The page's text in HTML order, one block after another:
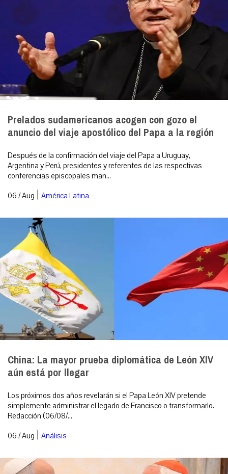
Prelados sudamericanos acogen con gozo el
anuncio del viaje apostólico del Papa a la región
Después de la confirmación del viaje del Papa a Uruguay,
Argentina y Perú, presidentes y referentes de las respectivas
conferencias episcopales man...
06 / Aug | América Latina
China: La mayor prueba diplomática de León XIV
aún está por llegar
Los próximos dos años revelarán si el Papa León XIV pretende
simplemente administrar el legado de Francisco o transformarlo.
Redacción (06/08/...
06 / Aug | Análisis